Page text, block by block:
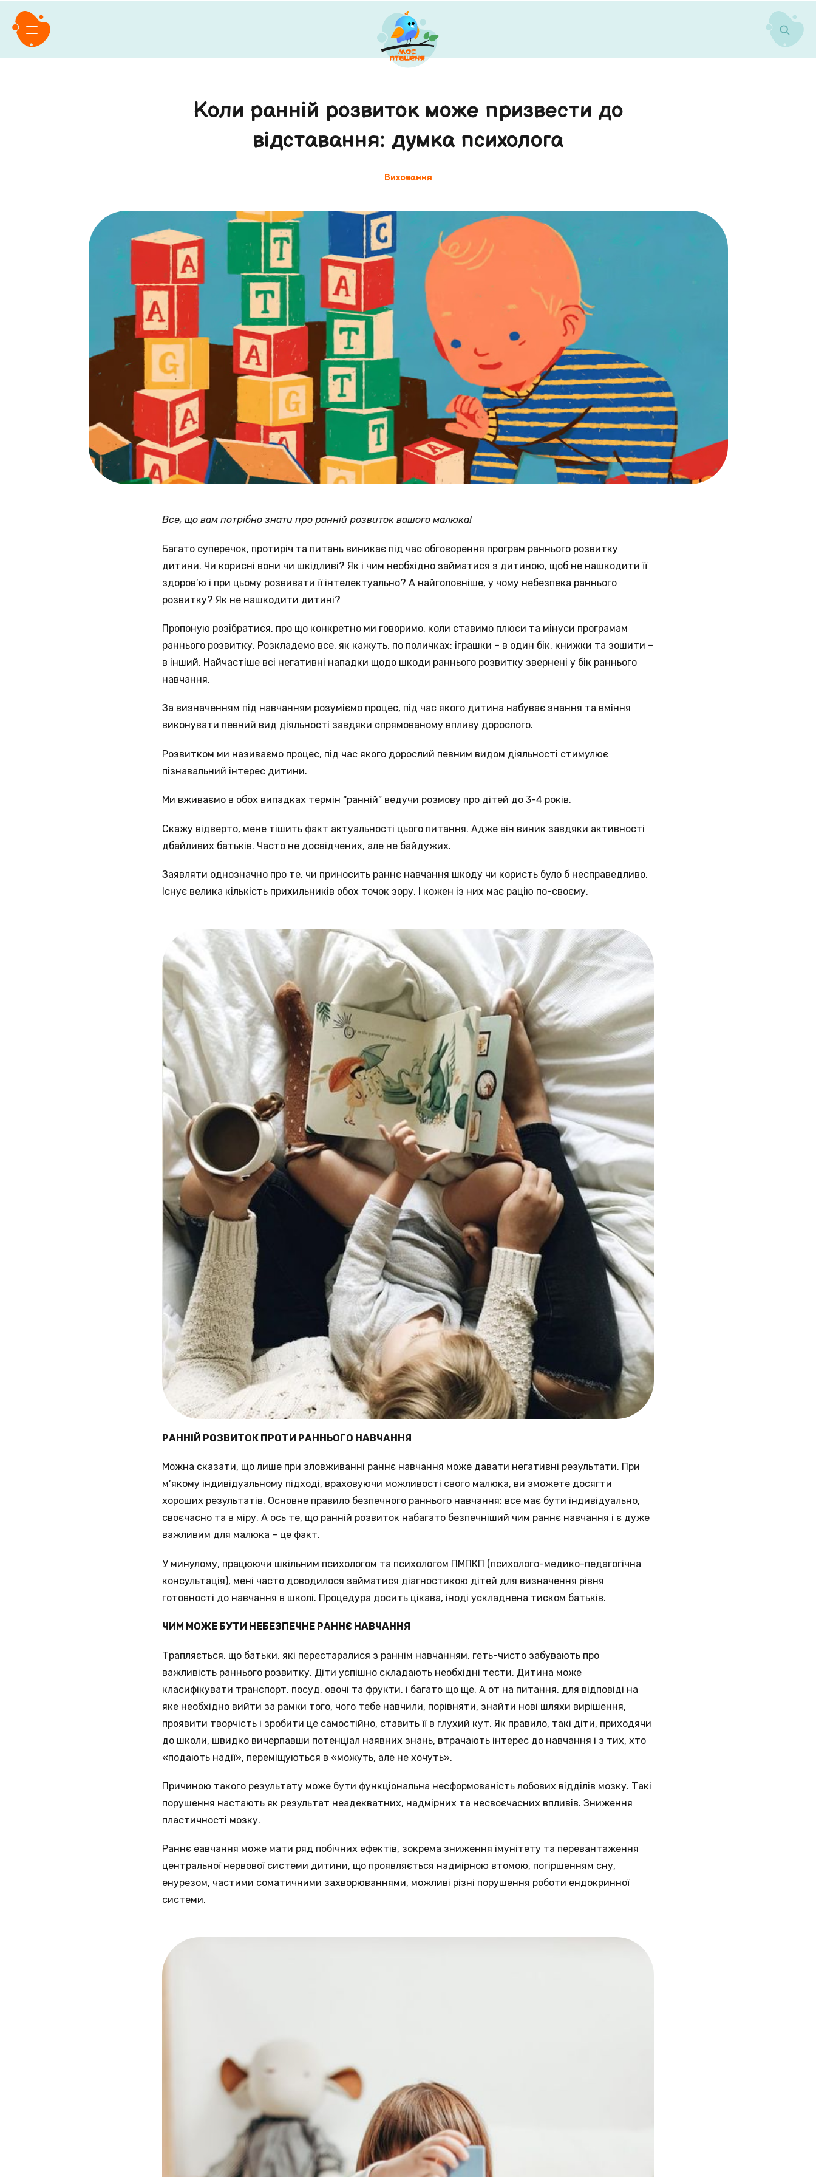
Коли ранній розвиток може призвести до
відставання: думка психолога
Виховання
Все, що вам потрібно знати про ранній розвиток вашого малюка!
Багато суперечок, протиріч та питань виникає під час обговорення програм раннього розвитку
дитини. Чи корисні вони чи шкідливі? Як і чим необхідно займатися з дитиною, щоб не нашкодити її
здоров’ю і при цьому розвивати її інтелектуально? А найголовніше, у чому небезпека раннього
розвитку? Як не нашкодити дитині?
Пропоную розібратися, про що конкретно ми говоримо, коли ставимо плюси та мінуси програмам
раннього розвитку. Розкладемо все, як кажуть, по поличках: іграшки – в один бік, книжки та зошити –
в інший. Найчастіше всі негативні нападки щодо шкоди раннього розвитку звернені у бік раннього
навчання.
За визначенням під навчанням розуміємо процес, під час якого дитина набуває знання та вміння
виконувати певний вид діяльності завдяки спрямованому впливу дорослого.
Розвитком ми називаємо процес, під час якого дорослий певним видом діяльності стимулює
пізнавальний інтерес дитини.
Ми вживаємо в обох випадках термін “ранній” ведучи розмову про дітей до 3-4 років.
Скажу відверто, мене тішить факт актуальності цього питання. Адже він виник завдяки активності
дбайливих батьків. Часто не досвідчених, але не байдужих.
Заявляти однозначно про те, чи приносить раннє навчання шкоду чи користь було б несправедливо.
Існує велика кількість прихильників обох точок зору. І кожен із них має рацію по-своєму.
РАННІЙ РОЗВИТОК ПРОТИ РАННЬОГО НАВЧАННЯ
Можна сказати, що лише при зловживанні раннє навчання може давати негативні результати. При
м’якому індивідуальному підході, враховуючи можливості свого малюка, ви зможете досягти
хороших результатів. Основне правило безпечного раннього навчання: все має бути індивідуально,
своєчасно та в міру. А ось те, що ранній розвиток набагато безпечніший чим раннє навчання і є дуже
важливим для малюка – це факт.
У минулому, працюючи шкільним психологом та психологом ПМПКП (психолого-медико-педагогічна
консультація), мені часто доводилося займатися діагностикою дітей для визначення рівня
готовності до навчання в школі. Процедура досить цікава, іноді ускладнена тиском батьків.
ЧИМ МОЖЕ БУТИ НЕБЕЗПЕЧНЕ РАННЄ НАВЧАННЯ
Трапляється, що батьки, які перестаралися з раннім навчанням, геть-чисто забувають про
важливість раннього розвитку. Діти успішно складають необхідні тести. Дитина може
класифікувати транспорт, посуд, овочі та фрукти, і багато що ще. А от на питання, для відповіді на
яке необхідно вийти за рамки того, чого тебе навчили, порівняти, знайти нові шляхи вирішення,
проявити творчість і зробити це самостійно, ставить її в глухий кут. Як правило, такі діти, приходячи
до школи, швидко вичерпавши потенціал наявних знань, втрачають інтерес до навчання і з тих, хто
«подають надії», переміщуються в «можуть, але не хочуть».
Причиною такого результату може бути функціональна несформованість лобових відділів мозку. Такі
порушення настають як результат неадекватних, надмірних та несвоєчасних впливів. Зниження
пластичності мозку.
Раннє еавчання може мати ряд побічних ефектів, зокрема зниження імунітету та перевантаження
центральної нервової системи дитини, що проявляється надмірною втомою, погіршенням сну,
енурезом, частими соматичними захворюваннями, можливі різні порушення роботи ендокринної
системи.